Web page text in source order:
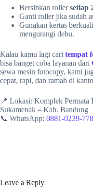
Bersihkan rollersetiap
Ganti roller jika sudah
Gunakan kertas
mengurangi debu.
Kalau kamu lagi cari tempat
bisa banget coba layanan dari
sewa mesin fotocopy, kami
cepat, rapi, dan ramah di
📍 Lokasi: Komplek
Sukamenak – Kab. Bandung
📞 WhatsApp: 0881-0239-
Leave a Reply